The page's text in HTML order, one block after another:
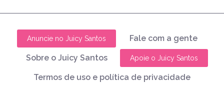
Anuncie no Juicy Santos Fale com a gente
Sobre o Juicy Santos Apoie o Juicy Santos
Termos de uso e política de privacidade